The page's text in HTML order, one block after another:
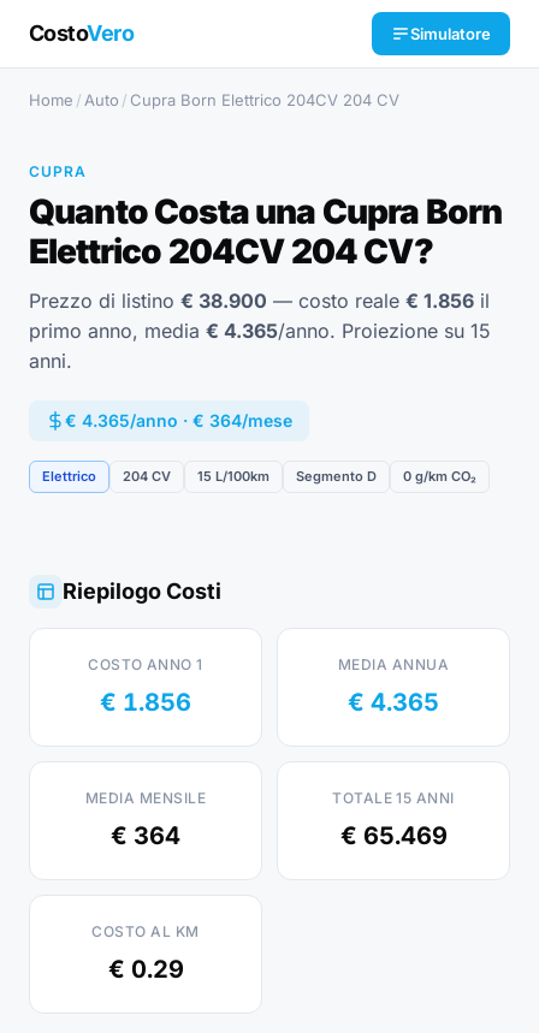
CostoVero Simulatore
Home / Auto / Cupra Born Elettrico 204CV 204 CV
CUPRA
Quanto Costa una Cupra Born
Elettrico 204CV 204 CV?
Prezzo di listino € 38.900 — costo reale € 1.856 il
primo anno, media € 4.365/anno. Proiezione su 15
anni.
€ 4.365/anno · € 364/mese
Elettrico 204 CV 15 L/100km Segmento D 0 g/km CO₂
Riepilogo Costi
COSTO ANNO 1
€ 1.856
MEDIA ANNUA
€ 4.365
MEDIA MENSILE
€ 364
TOTALE 15 ANNI
€ 65.469
COSTO AL KM
€ 0.29